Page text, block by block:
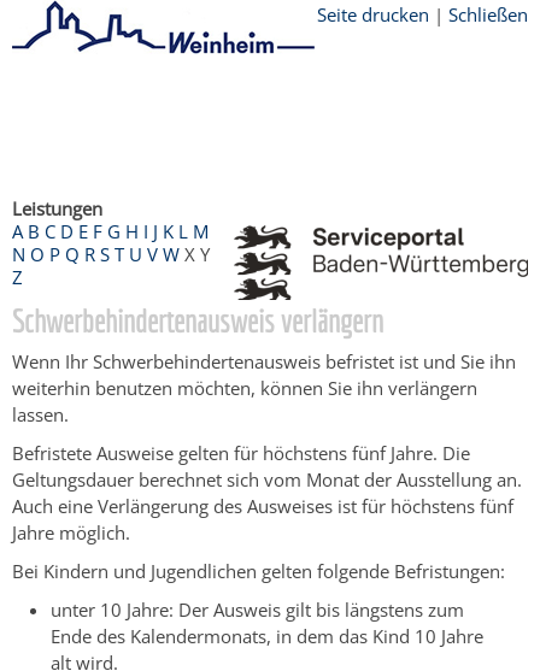
Seite drucken | Schließen
Leistungen
A B C D E F G H I J K L M
N O P Q R S T U V W X Y
Z
Schwerbehindertenausweis verlängern
Wenn Ihr Schwerbehindertenausweis befristet ist und Sie ihn
weiterhin benutzen möchten, können Sie ihn verlängern
lassen.
Befristete Ausweise gelten für höchstens fünf Jahre. Die
Geltungsdauer berechnet sich vom Monat der Ausstellung an.
Auch eine Verlängerung des Ausweises ist für höchstens fünf
Jahre möglich.
Bei Kindern und Jugendlichen gelten folgende Befristungen:
unter 10 Jahre: Der Ausweis gilt bis längstens zum
Ende des Kalendermonats, in dem das Kind 10 Jahre
alt wird.